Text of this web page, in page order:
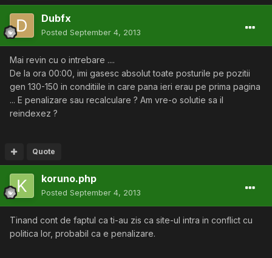
Dubfx
Posted September 4, 2013
Mai revin cu o intrebare ....
De la ora 00:00, imi gasesc absolut toate posturile pe pozitii
gen 130-150 in conditiile in care pana ieri erau pe prima pagina
... E penalizare sau recalculare ? Am vre-o solutie sa il
reindexez ?
Quote
koruno.php
Posted September 4, 2013
Tinand cont de faptul ca ti-au zis ca site-ul intra in conflict cu
politica lor, probabil ca e penalizare.